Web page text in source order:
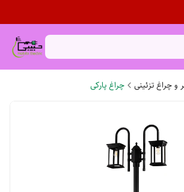
و چراغ تزئینی چراغ پارکی